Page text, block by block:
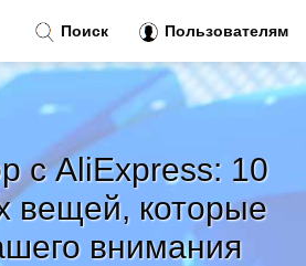
с AliExpress: 10
вещей, которые
внимания
Поиск Пользователям